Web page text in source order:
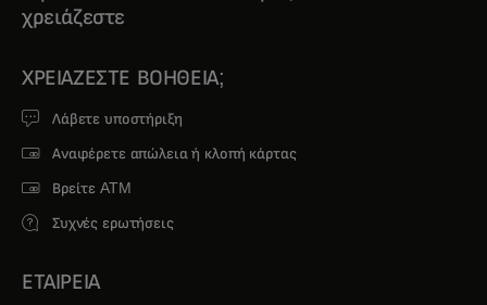
χρειάζεστε
ΧΡΕΙΆΖΕΣΤΕ ΒΟΉΘΕΙΑ;
Λάβετε υποστήριξη
Αναφέρετε απώλεια ή κλοπή κάρτας
Βρείτε ATM
Συχνές ερωτήσεις
ΕΤΑΙΡΕΙΑ